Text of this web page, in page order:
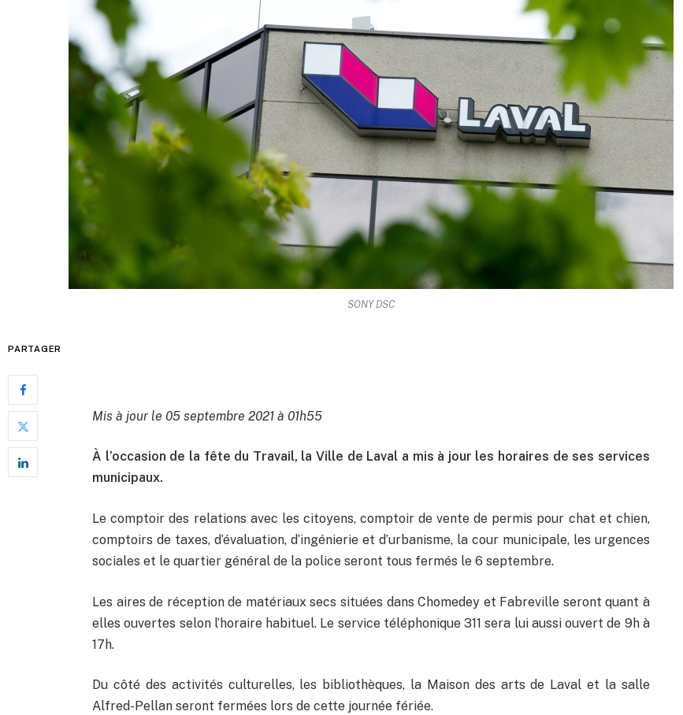
SONY DSC
PARTAGER
Mis à jour le 05 septembre 2021 à 01h55
À l’occasion de la fête du Travail, la Ville de Laval a mis à jour les horaires de ses services
municipaux.
Le comptoir des relations avec les citoyens, comptoir de vente de permis pour chat et chien,
comptoirs de taxes, d’évaluation, d’ingénierie et d’urbanisme, la cour municipale, les urgences
sociales et le quartier général de la police seront tous fermés le 6 septembre.
Les aires de réception de matériaux secs situées dans Chomedey et Fabreville seront quant à
elles ouvertes selon l’horaire habituel. Le service téléphonique 311 sera lui aussi ouvert de 9h à
17h.
Du côté des activités culturelles, les bibliothèques, la Maison des arts de Laval et la salle
Alfred-Pellan seront fermées lors de cette journée fériée.